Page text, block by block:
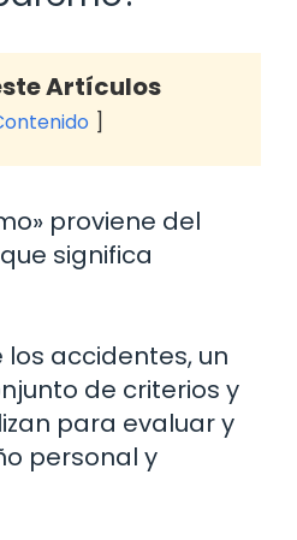
Artículos
proviene del
significa
los accidentes, un
de criterios y
para evaluar y
personal y